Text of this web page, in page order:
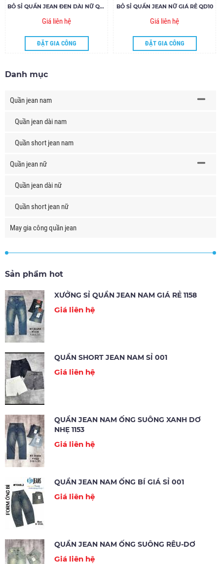
BỎ SỈ QUẦN JEAN ĐEN DÀI NỮ QDN04
Giá liên hệ
ĐẶT GIA CÔNG
BỎ SỈ QUẦN JEAN NỮ GIÁ RẺ QD10
Giá liên hệ
ĐẶT GIA CÔNG
Danh mục
Quần jean nam
Quần jean dài nam
Quần short jean nam
Quần jean nữ
Quần jean dài nữ
Quần short jean nữ
May gia công quần jean
Sản phẩm hot
XƯỞNG SỈ QUẦN JEAN NAM GIÁ RẺ 1158
Giá liên hệ
QUẦN SHORT JEAN NAM SỈ 001
Giá liên hệ
QUẦN JEAN NAM ỐNG SUÔNG XANH DƠ
NHẸ 1153
Giá liên hệ
QUẦN JEAN NAM ỐNG BÍ GIÁ SỈ 001
Giá liên hệ
QUẦN JEAN NAM ỐNG SUÔNG RÊU-DƠ
Giá liên hệ